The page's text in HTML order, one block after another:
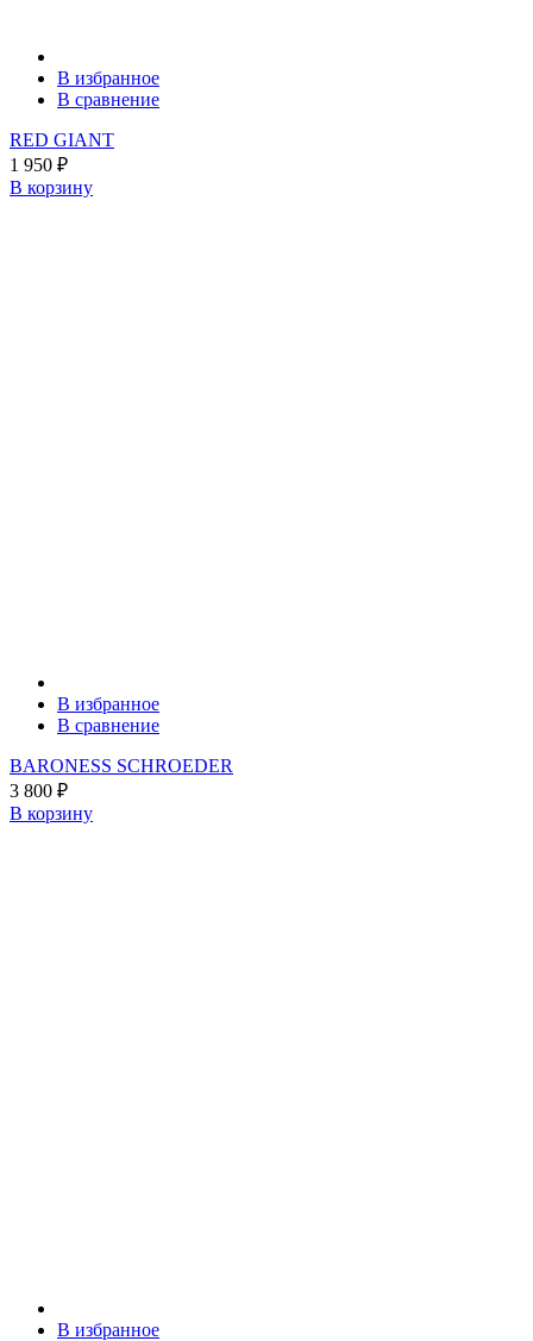
В избранное
В сравнение
RED GIANT
1 950 ₽
В корзину
В избранное
В сравнение
BARONESS SCHROEDER
3 800 ₽
В корзину
В избранное